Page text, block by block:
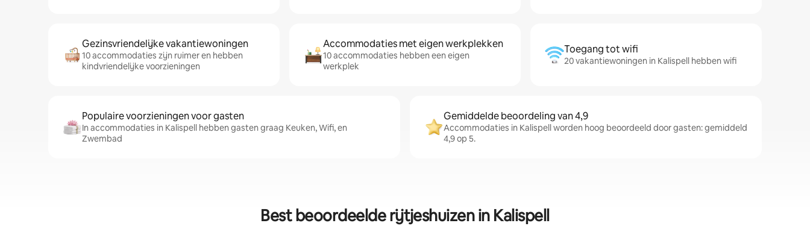
Gezinsvriendelijke vakantiewoningen
10 accommodaties zijn ruimer en hebben
kindvriendelijke voorzieningen
Accommodaties met eigen werkplekken
10 accommodaties hebben een eigen
werkplek
Toegang tot wifi
20 vakantiewoningen in Kalispell hebben wifi
Populaire voorzieningen voor gasten
In accommodaties in Kalispell hebben gasten graag Keuken, Wifi, en
Zwembad
Gemiddelde beoordeling van 4,9
Accommodaties in Kalispell worden hoog beoordeeld door gasten: gemiddeld
4,9 op 5.
Best beoordeelde rijtjeshuizen in Kalispell